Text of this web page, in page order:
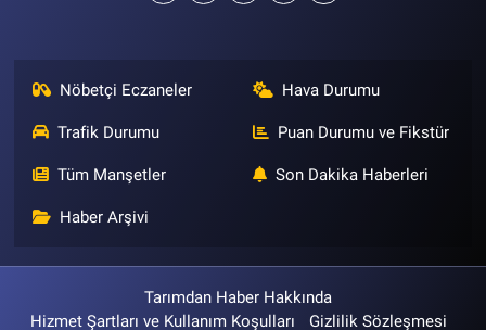
Nöbetçi Eczaneler Hava Durumu
Trafik Durumu Puan Durumu ve Fikstür
Tüm Manşetler Son Dakika Haberleri
Haber Arşivi
Tarımdan Haber Hakkında
Hizmet Şartları ve Kullanım Koşulları
Gizlilik Sözleşmesi